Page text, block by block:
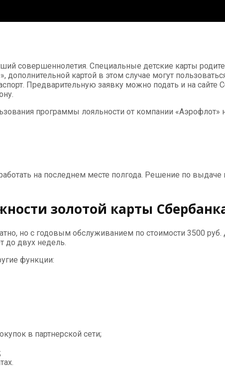
совершеннолетия. Специальные детские карты
дополнительной картой в этом случае могут
Предварительную заявку можно подать и на
программы лояльности от компании «Аэрофлот»
на последнем месте полгода. Решение по выдаче
золотой карты
но с годовым обслуживанием по стоимости 3500
до двух недель.
функции:
в партнерской сети;